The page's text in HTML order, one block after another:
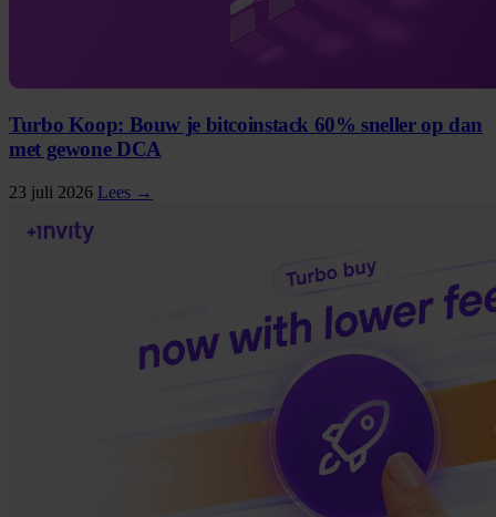
Turbo Koop: Bouw je bitcoinstack 60% sneller op dan
met gewone DCA
23 juli 2026 Lees →